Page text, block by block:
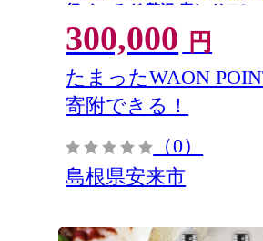
行 くつろぎ 贅沢 癒し リフレ
ご褒美 ギフト 自分用 島根県
】【300-SY-06】
300,000 円
たまったWAON
寄附できる！
（0）
島根県安来市